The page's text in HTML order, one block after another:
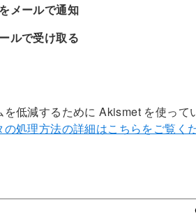
メールで通知
ルで受け取る
を低減するために Akismet を使って
の処理方法の詳細はこちらをご覧く